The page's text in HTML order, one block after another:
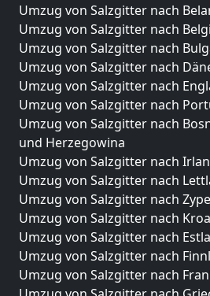
Umzug von Salzgitter nach
Umzug von Salzgitter nach
Umzug von Salzgitter nach
Umzug von Salzgitter nach
Umzug von Salzgitter nach
Umzug von Salzgitter nach
Umzug von Salzgitter nach
und Herzegowina
Umzug von Salzgitter nach
Umzug von Salzgitter nach
Umzug von Salzgitter nach
Umzug von Salzgitter nach
Umzug von Salzgitter nach
Umzug von Salzgitter nach
Umzug von Salzgitter nach